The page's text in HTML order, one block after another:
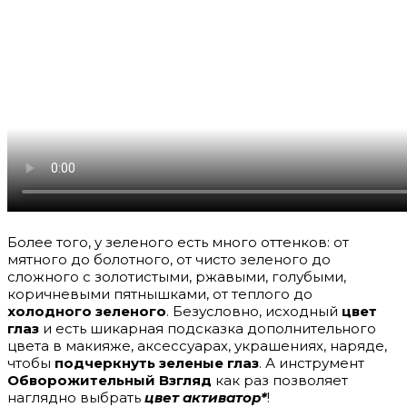
Более того, у зеленого есть много оттенков: от
мятного до болотного, от чисто зеленого до
сложного с золотистыми, ржавыми, голубыми,
коричневыми пятнышками, от теплого до
холодного зеленого. Безусловно, исходный цвет
глаз и есть шикарная подсказка дополнительного
цвета в макияже, аксессуарах, украшениях, наряде,
чтобы подчеркнуть зеленые глаз. А инструмент
Обворожительный Взгляд как раз позволяет
наглядно выбрать цвет активатор*!